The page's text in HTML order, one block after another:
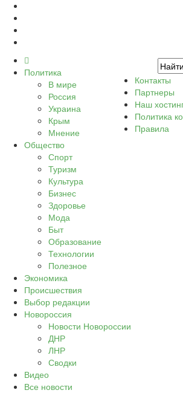
Политика
В мире
Россия
Украина
Крым
Мнение
Общество
Спорт
Туризм
Культура
Бизнес
Здоровье
Мода
Быт
Образование
Технологии
Полезное
Экономика
Происшествия
Выбор редакции
Новороссия
Новости Новороссии
ДНР
ЛНР
Сводки
Видео
Все новости
Контакты
Партнеры
Наш
Политика
Правила